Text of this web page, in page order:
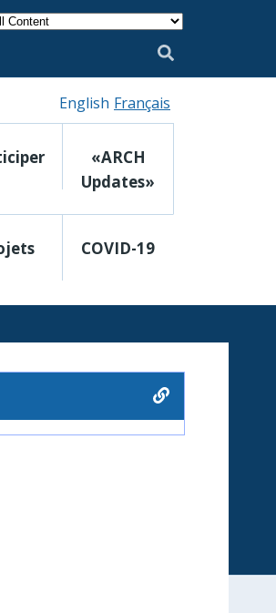
English Français
«ARCH
Updates»
COVID-19